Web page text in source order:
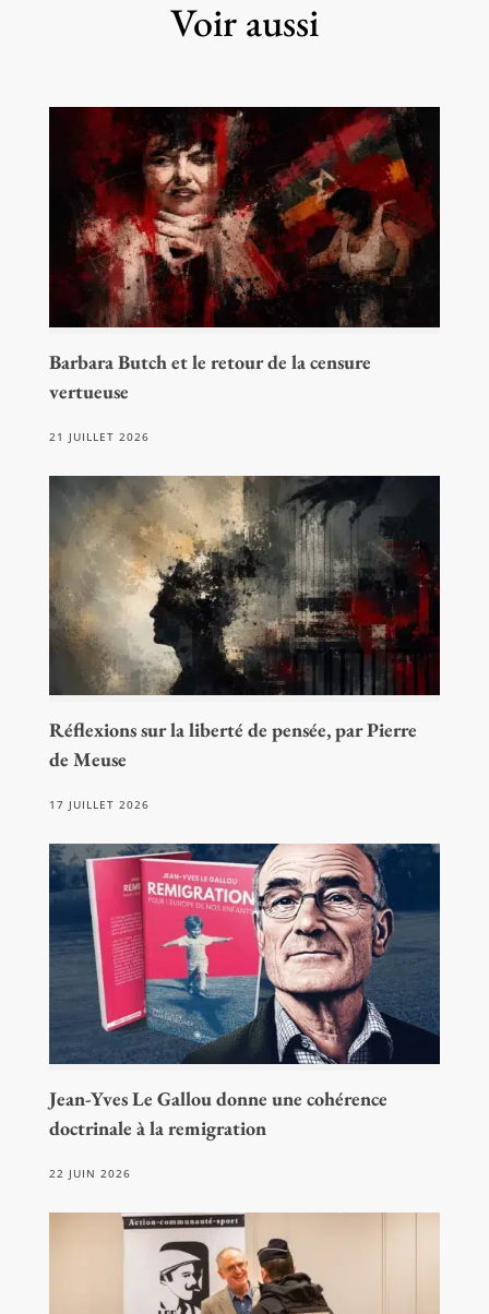
Voir aussi
Barbara Butch et le retour de la censure
vertueuse
21 JUILLET 2026
Réflexions sur la liberté de pensée, par Pierre
de Meuse
17 JUILLET 2026
Jean-Yves Le Gallou donne une cohérence
doctrinale à la remigration
22 JUIN 2026